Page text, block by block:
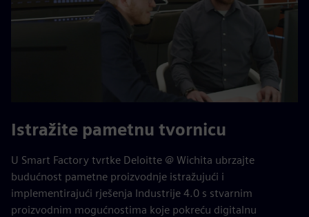
Istražite pametnu tvornicu
U Smart Factory tvrtke Deloitte @ Wichita ubrzajte
budućnost pametne proizvodnje istražujući i
implementirajući rješenja Industrije 4.0 s stvarnim
proizvodnim mogućnostima koje pokreću digitalnu